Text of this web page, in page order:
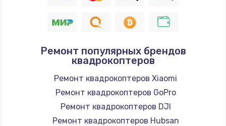
Ремонт популярных брендов
квадрокоптеров
Ремонт квадрокоптеров Xiaomi
Ремонт квадрокоптеров GoPro
Ремонт квадрокоптеров DJI
Ремонт квадрокоптеров Hubsan